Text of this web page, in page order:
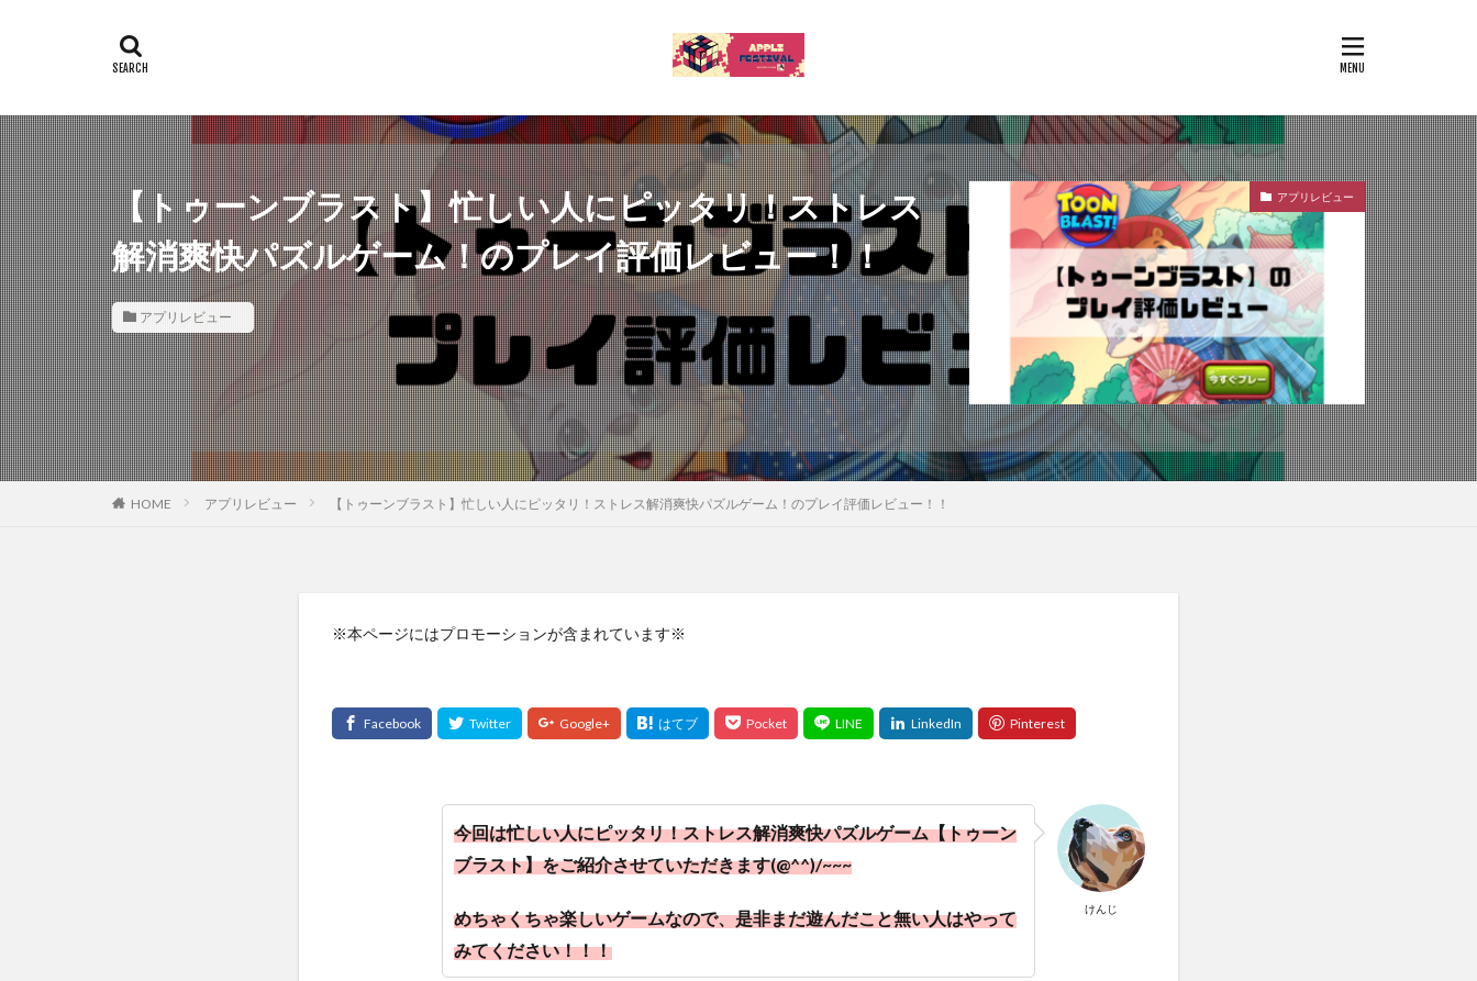
【トゥーンブラスト】忙しい人にピッタリ！ストレス
解消爽快パズルゲーム！のプレイ評価レビュー！！
アプリレビュー
アプリレビュー
HOME アプリレビュー 【トゥーンブラスト】忙しい人にピッタリ！ストレス解消爽快パズルゲーム！のプレイ評価レビュー！！
※本ページにはプロモーションが含まれています※
けんじ
今回は忙しい人にピッタリ！ストレス解消爽快パズルゲーム【トゥーン
ブラスト】をご紹介させていただきます(@^^)/~~~
めちゃくちゃ楽しいゲームなので、是非まだ遊んだこと無い人はやって
みてください！！！